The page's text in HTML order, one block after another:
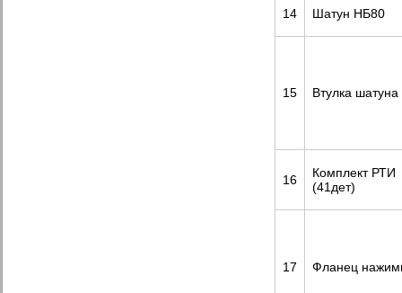
14 Шатун НБ80
15 Втулка шатуна
16
Комплект РТИ
(41дет)
17 Фланец